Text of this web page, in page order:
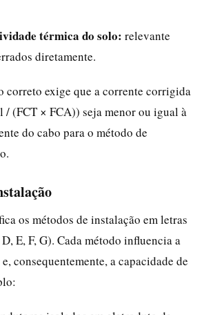
térmica do solo: relevante
diretamente.
correto exige que a corrente corrigida
(FCT × FCA)) seja menor ou igual à
do cabo para o método de
os métodos de instalação em letras
E, F, G). Cada método influencia a
consequentemente, a capacidade de